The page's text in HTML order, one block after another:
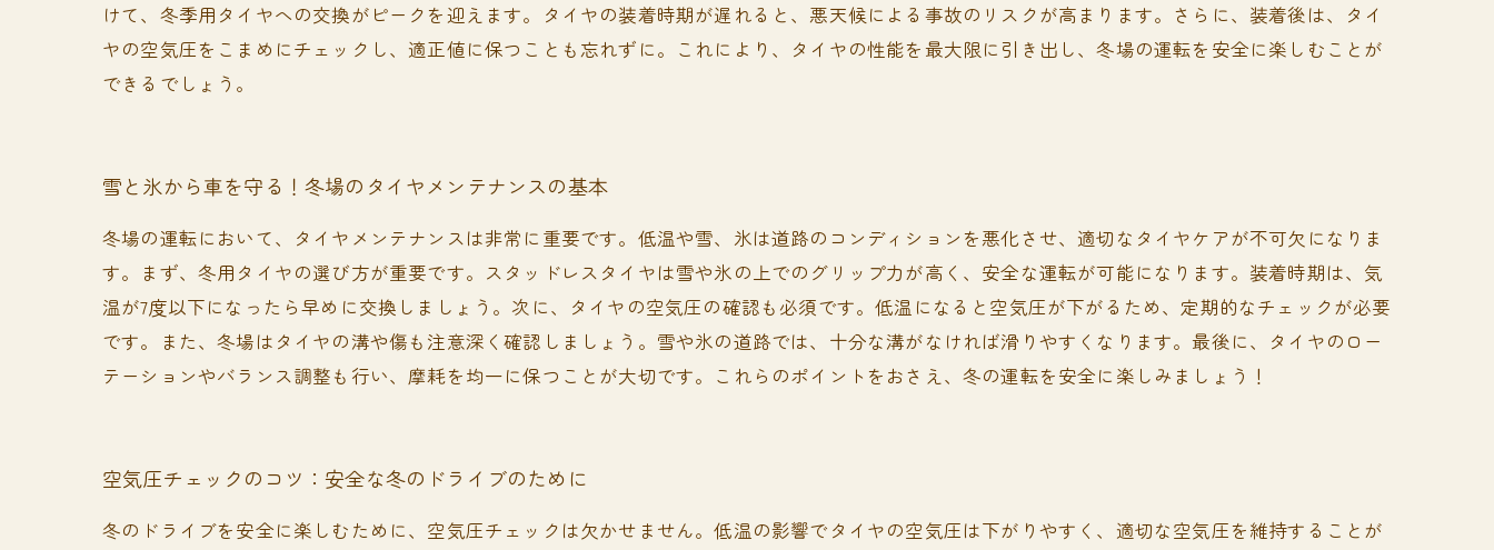
けて、冬季用タイヤへの交換がピークを迎えます。タイヤの装着時期が遅れると、悪天候による事故のリスクが高まります。さらに、装着後は、タイ
ヤの空気圧をこまめにチェックし、適正値に保つことも忘れずに。これにより、タイヤの性能を最大限に引き出し、冬場の運転を安全に楽しむことが
できるでしょう。
雪と氷から車を守る！冬場のタイヤメンテナンスの基本
冬場の運転において、タイヤメンテナンスは非常に重要です。低温や雪、氷は道路のコンディションを悪化させ、適切なタイヤケアが不可欠になりま
す。まず、冬用タイヤの選び方が重要です。スタッドレスタイヤは雪や氷の上でのグリップ力が高く、安全な運転が可能になります。装着時期は、気
温が7度以下になったら早めに交換しましょう。次に、タイヤの空気圧の確認も必須です。低温になると空気圧が下がるため、定期的なチェックが必要
です。また、冬場はタイヤの溝や傷も注意深く確認しましょう。雪や氷の道路では、十分な溝がなければ滑りやすくなります。最後に、タイヤのロー
テーションやバランス調整も行い、摩耗を均一に保つことが大切です。これらのポイントをおさえ、冬の運転を安全に楽しみましょう！
空気圧チェックのコツ：安全な冬のドライブのために
冬のドライブを安全に楽しむために、空気圧チェックは欠かせません。低温の影響でタイヤの空気圧は下がりやすく、適切な空気圧を維持することが